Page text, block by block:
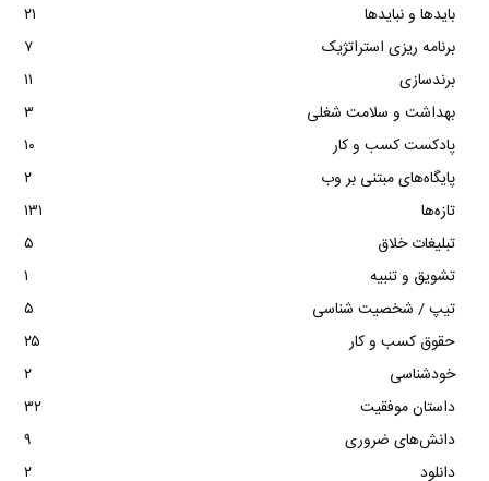
بایدها و نبایدها
۲۱
برنامه ریزی استراتژیک
۷
برندسازی
۱۱
بهداشت و سلامت شغلی
۳
پادکست کسب و کار
۱۰
پایگاه‌های مبتنی بر وب
۲
تازه‌ها
۱۳۱
تبلیغات خلاق
۵
تشویق و تنبیه
۱
تیپ / شخصیت شناسی
۵
حقوق کسب و کار
۲۵
خودشناسی
۲
داستان موفقیت
۳۲
دانش‌های ضروری
۹
دانلود
۲